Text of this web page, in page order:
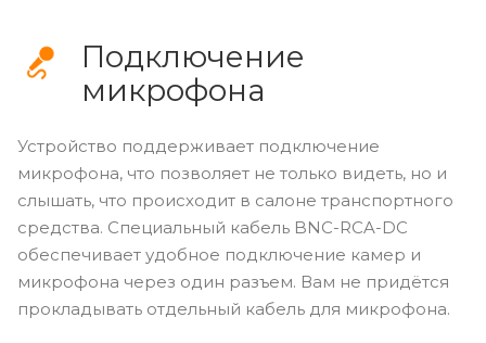
Подключение
микрофона
Устройство поддерживает подключение
микрофона, что позволяет не только видеть, но и
слышать, что происходит в салоне транспортного
средства. Специальный кабель BNC-RCA-DC
обеспечивает удобное подключение камер и
микрофона через один разъем. Вам не придётся
прокладывать отдельный кабель для микрофона.